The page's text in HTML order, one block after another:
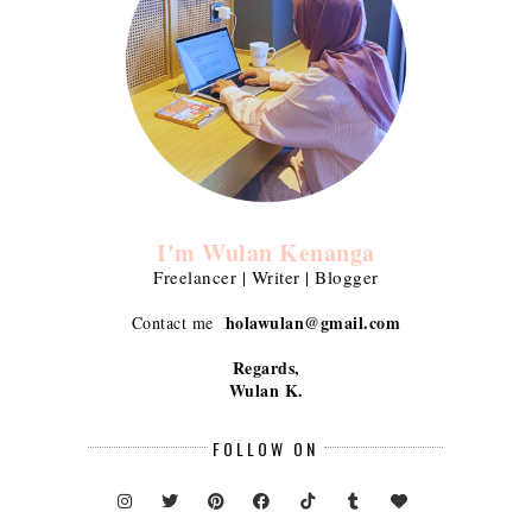
I'm Wulan Kenanga
Freelancer | Writer | Blogger
Contact me holawulan@gmail.com
Regards,
Wulan K.
FOLLOW ON